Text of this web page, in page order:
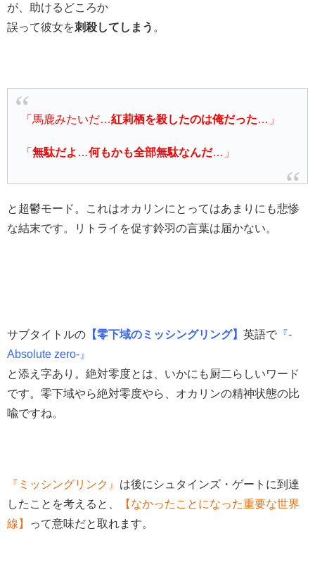
が、助けるどころか
誤って彼女を刺殺してしまう 。
「馬鹿みたいだ…紅莉栖を殺したのは俺だった…」
「無駄だよ …何もかも全部無駄なんだ…」
と超鬱モード。これはオカリンにとってはあまりにも悲惨
な結末です。リトライを促す鈴羽の言葉は届かない。
サブタイトルの 【零下域のミッシングリング】 英語で 『-
Absolute zero-』
と添え字あり。絶対零度とは、いかにも厨二らしいワード
です。零下域やら絶対零度やら、オカリンの精神状態の比
喩ですね。
『ミッシングリンク』 は後にシュタインズ・ゲートに到達
したことを考えると、
【なかったことになった重要な世界
線】
って意味だと取れます。